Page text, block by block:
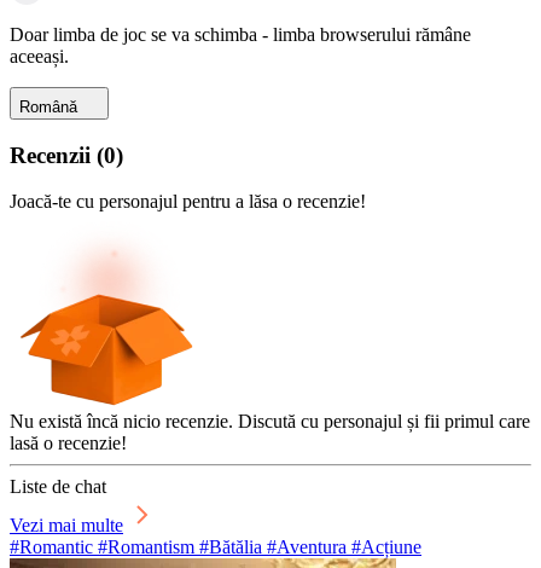
Doar limba de joc se va schimba - limba browserului rămâne
aceeași.
Română
Recenzii (0)
Joacă-te cu personajul pentru a lăsa o recenzie!
Nu există încă nicio recenzie. Discută cu personajul și fii primul care
lasă o recenzie!
Liste de chat
Vezi mai multe
#Romantic #Romantism #Bătălia #Aventura #Acțiune